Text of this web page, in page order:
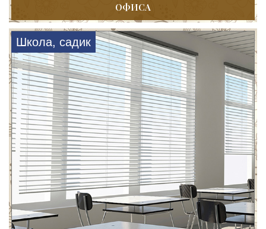
ОФИСА
Школа, садик